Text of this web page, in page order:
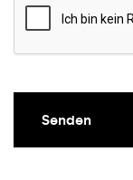
Senden